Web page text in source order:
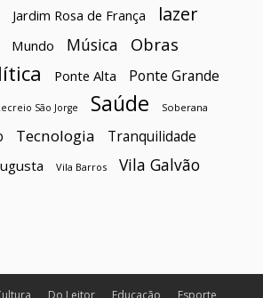
Jardim Rosa de França
lazer
Mundo Música Obras
Ponte Alta Ponte Grande
São Jorge Saúde Soberana
Tecnologia Tranquilidade
Vila Barros Vila Galvão
Do Leitor Educação Esporte